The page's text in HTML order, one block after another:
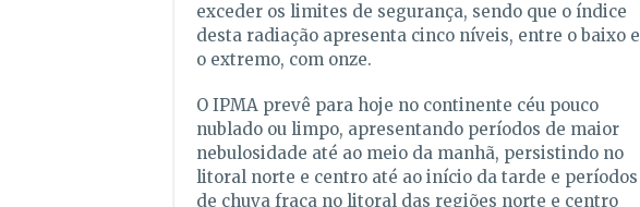
exceder os limites de segurança, sendo que o índice
desta radiação apresenta cinco níveis, entre o baixo e
o extremo, com onze.
O IPMA prevê para hoje no continente céu pouco
nublado ou limpo, apresentando períodos de maior
nebulosidade até ao meio da manhã, persistindo no
litoral norte e centro até ao início da tarde e períodos
de chuva fraca no litoral das regiões norte e centro